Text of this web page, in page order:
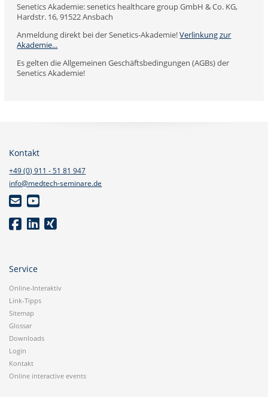
Senetics Akademie: senetics healthcare group GmbH & Co. KG,
Hardstr. 16, 91522 Ansbach
Anmeldung direkt bei der Senetics-Akademie!Verlinkung zur
Akademie...
Es gelten die Allgemeinen Geschäftsbedingungen (AGBs) der
Senetics Akademie!
Kontakt
+49 (0) 911 - 51 81 947
info@medtech-seminare.de
Service
Online-Interaktiv
Link-Tipps
Sitemap
Glossar
Downloads
Login
Kontakt
Online interactive events